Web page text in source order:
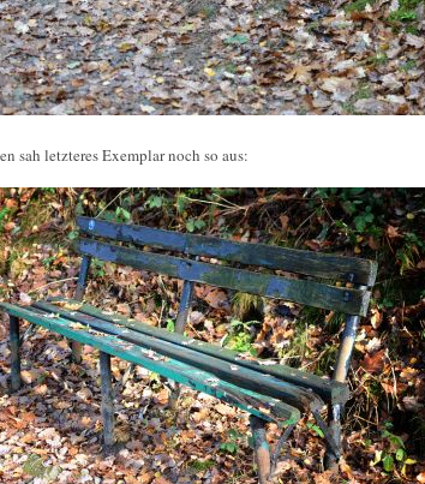
sah letzteres Exemplar noch so aus: